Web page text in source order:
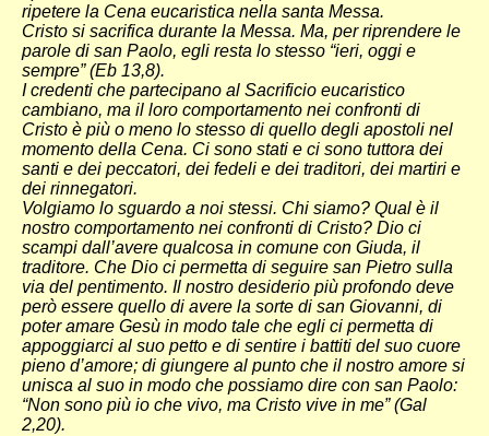
ripetere la Cena eucaristica nella santa Messa.
Cristo si sacrifica durante la Messa. Ma, per riprendere le
parole di san Paolo, egli resta lo stesso “ieri, oggi e
sempre” (Eb 13,8).
I credenti che partecipano al Sacrificio eucaristico
cambiano, ma il loro comportamento nei confronti di
Cristo è più o meno lo stesso di quello degli apostoli nel
momento della Cena. Ci sono stati e ci sono tuttora dei
santi e dei peccatori, dei fedeli e dei traditori, dei martiri e
dei rinnegatori.
Volgiamo lo sguardo a noi stessi. Chi siamo? Qual è il
nostro comportamento nei confronti di Cristo? Dio ci
scampi dall’avere qualcosa in comune con Giuda, il
traditore. Che Dio ci permetta di seguire san Pietro sulla
via del pentimento. Il nostro desiderio più profondo deve
però essere quello di avere la sorte di san Giovanni, di
poter amare Gesù in modo tale che egli ci permetta di
appoggiarci al suo petto e di sentire i battiti del suo cuore
pieno d’amore; di giungere al punto che il nostro amore si
unisca al suo in modo che possiamo dire con san Paolo:
“Non sono più io che vivo, ma Cristo vive in me” (Gal
2,20).